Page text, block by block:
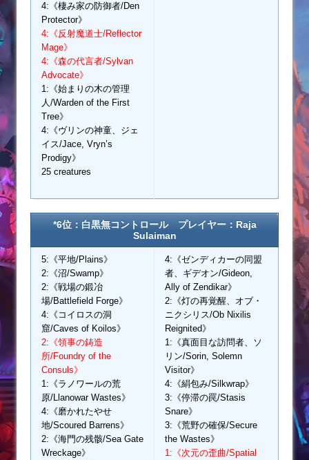
4:《棲み家の防御者/Den
Protector》
4:《反射魔道士/Reflector
Mage》
4:《森の代言者/Sylvan
Advocate》
1:《始まりの木の管理
人/Warden of the First
Tree》
4:《ヴリンの神童、ジェ
イス/Jace, Vryn’s
Prodigy》
25 creatures
*6位：白黒無コントロール プレイヤー：Raja
Sulaiman
5:《平地/Plains》
2:《沼/Swamp》
2:《戦場の鍛冶
場/Battlefield Forge》
4:《コイロスの洞
窟/Caves of Koilos》
2:《領事の鋳造
所/Foundry of the
Consuls》
1:《ラノワールの荒
原/Llanowar Wastes》
4:《磨かれたやせ
地/Scoured Barrens》
2:《海門の残骸/Sea Gate
Wreckage》
4:《ゼンディカーの同盟
者、ギデオン/Gideon,
Ally of Zendikar》
2:《灯の再覚醒、オブ・
ニクシリス/Ob Nixilis
Reignited》
1:《真面目な訪問者、ソ
リン/Sorin, Solemn
Visitor》
4:《絹包み/Silkwrap》
3:《停滞の罠/Stasis
Snare》
3:《荒野の確保/Secure
the Wastes》
1:《次元の歪曲/Spatial